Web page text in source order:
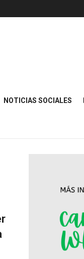
NOTICIAS SOCIALES